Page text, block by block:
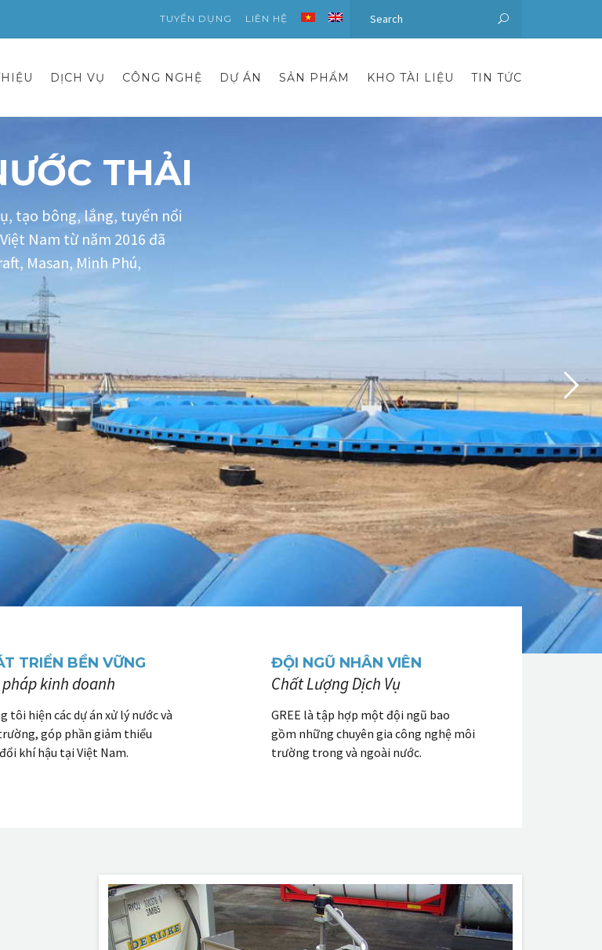
TUYỂN DỤNG LIÊN HỆ
DỊCH VỤ CÔNG NGHỆ DỰ ÁN SẢN PHẨM KHO TÀI LIỆU TIN TỨC
THẢI
tạo bông, lắng, tuyển nổi
Nam từ năm 2016 đã
Masan, Minh Phú,
TRIỂN BỀN VỮNG
pháp kinh doanh
tôi hiện các dự án xử lý nước và
góp phần giảm thiểu
khí hậu tại Việt Nam.
ĐỘI NGŨ NHÂN VIÊN
Chất Lượng Dịch Vụ
GREE là tập hợp một đội ngũ bao
gồm những chuyên gia công nghệ môi
trường trong và ngoài nước.